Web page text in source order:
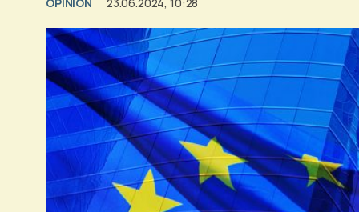
OPINION 23.06.2024, 10:28